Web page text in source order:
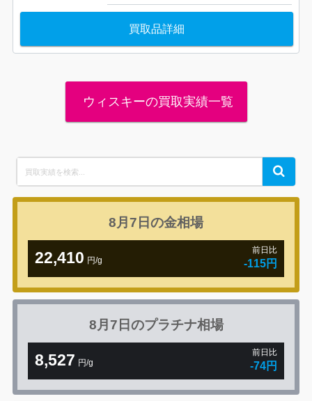
買取品詳細
ウィスキーの買取実績一覧
for:
Search
8月7日の金相場
22,410 円/g
前日比
-115円
8月7日のプラチナ相場
8,527 円/g
前日比
-74円